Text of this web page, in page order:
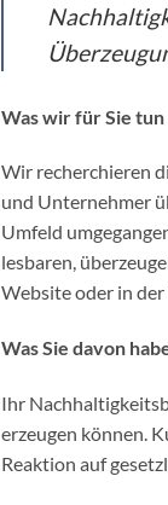
Was wir für Sie tun
Wir recherchieren
und Unternehmer
Umfeld
lesbaren,
Website oder in
Was Sie davon
Ihr
erzeugen können.
Reaktion auf